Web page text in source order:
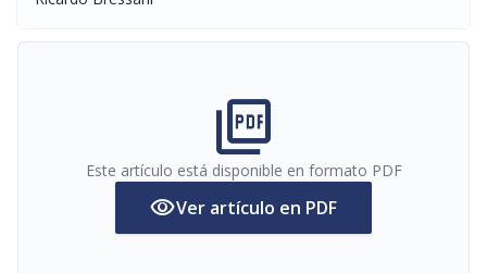
picture_as_pdf
Este artículo está disponible en formato PDF
visibilityVer artículo en PDF